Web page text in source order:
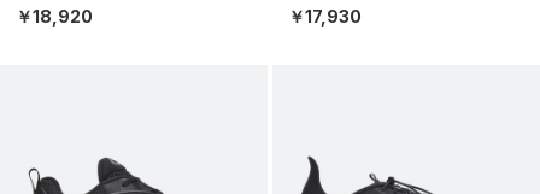
￥18,920 ￥17,930